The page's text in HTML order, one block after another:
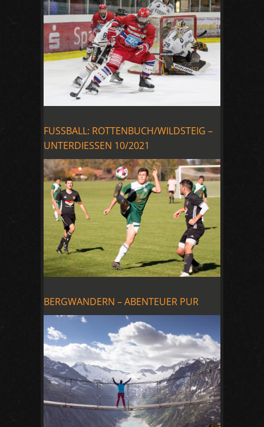
FUSSBALL: ROTTENBUCH/WILDSTEIG –
UNTERDIESSEN 10/2021
BERGWANDERN – ABENTEUER PUR